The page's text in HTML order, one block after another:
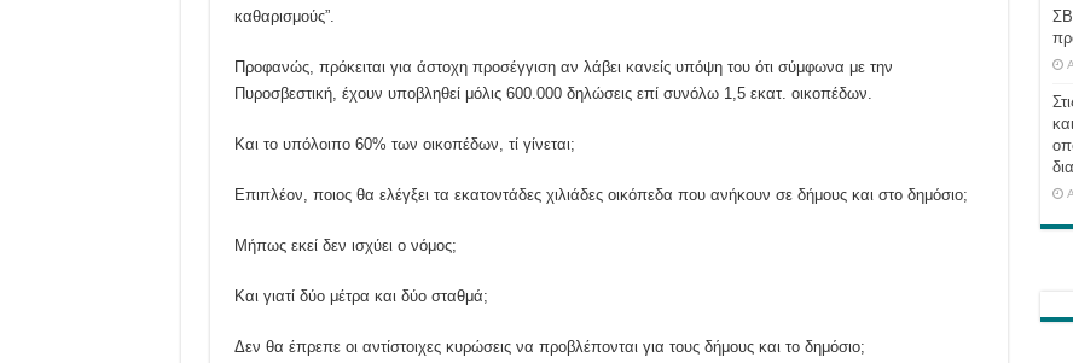
καθαρισμούς”.
Προφανώς, πρόκειται για άστοχη προσέγγιση αν λάβει κανείς υπόψη του ότι σύμφωνα με την
Πυροσβεστική, έχουν υποβληθεί μόλις 600.000 δηλώσεις επί συνόλω 1,5 εκατ. οικοπέδων.
Και το υπόλοιπο 60% των οικοπέδων, τί γίνεται;
Επιπλέον, ποιος θα ελέγξει τα εκατοντάδες χιλιάδες οικόπεδα που ανήκουν σε δήμους και στο δημόσιο;
Μήπως εκεί δεν ισχύει ο νόμος;
Και γιατί δύο μέτρα και δύο σταθμά;
Δεν θα έπρεπε οι αντίστοιχες κυρώσεις να προβλέπονται για τους δήμους και το δημόσιο;